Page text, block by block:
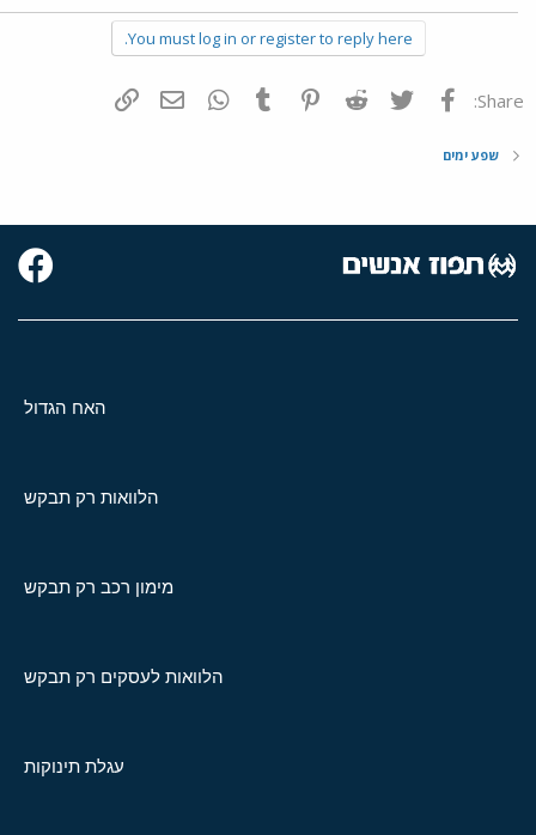
You must log in or register to reply here.
Share: פייסבוק Twitter
Reddit
Pinterest
Tumblr
WhatsAppדואר אלקטרוני
שפע ימים
האח הגדול
הלוואות רק תבקש
מימון רכב רק תבקש
הלוואות לעסקים רק תבקש
עגלת תינוקות